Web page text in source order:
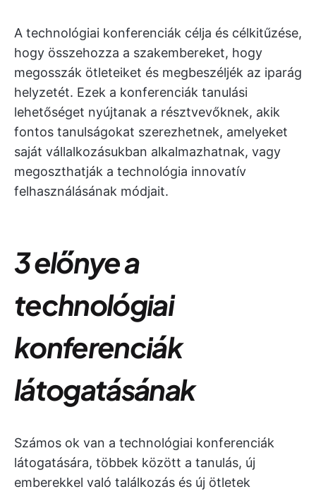
A technológiai konferenciák célja és célkitűzése,
hogy összehozza a szakembereket, hogy
megosszák ötleteiket és megbeszéljék az iparág
helyzetét. Ezek a konferenciák tanulási
lehetőséget nyújtanak a résztvevőknek, akik
fontos tanulságokat szerezhetnek, amelyeket
saját vállalkozásukban alkalmazhatnak, vagy
megoszthatják a technológia innovatív
felhasználásának módjait.
3 előnye a
technológiai
konferenciák
látogatásának
Számos ok van a technológiai konferenciák
látogatására, többek között a tanulás, új
emberekkel való találkozás és új ötletek